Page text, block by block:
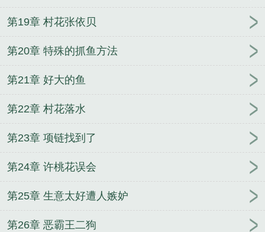
第19章 村花张依贝
第20章 特殊的抓鱼方法
第21章 好大的鱼
第22章 村花落水
第23章 项链找到了
第24章 许桃花误会
第25章 生意太好遭人嫉妒
第26章 恶霸王二狗